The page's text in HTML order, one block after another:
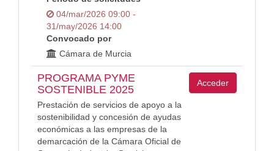
04/mar/2026 09:00 -
31/may/2026 14:00
Convocado por
Cámara de Murcia
PROGRAMA PYME
SOSTENIBLE 2025
Prestación de servicios de apoyo a la
sostenibilidad y concesión de ayudas
económicas a las empresas de la
demarcación de la Cámara Oficial de
Acceder